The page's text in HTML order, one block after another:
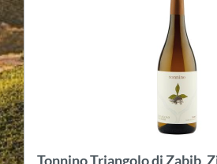
Tonnino Costa del Pero